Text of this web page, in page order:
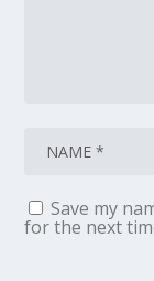
Save my
for the next